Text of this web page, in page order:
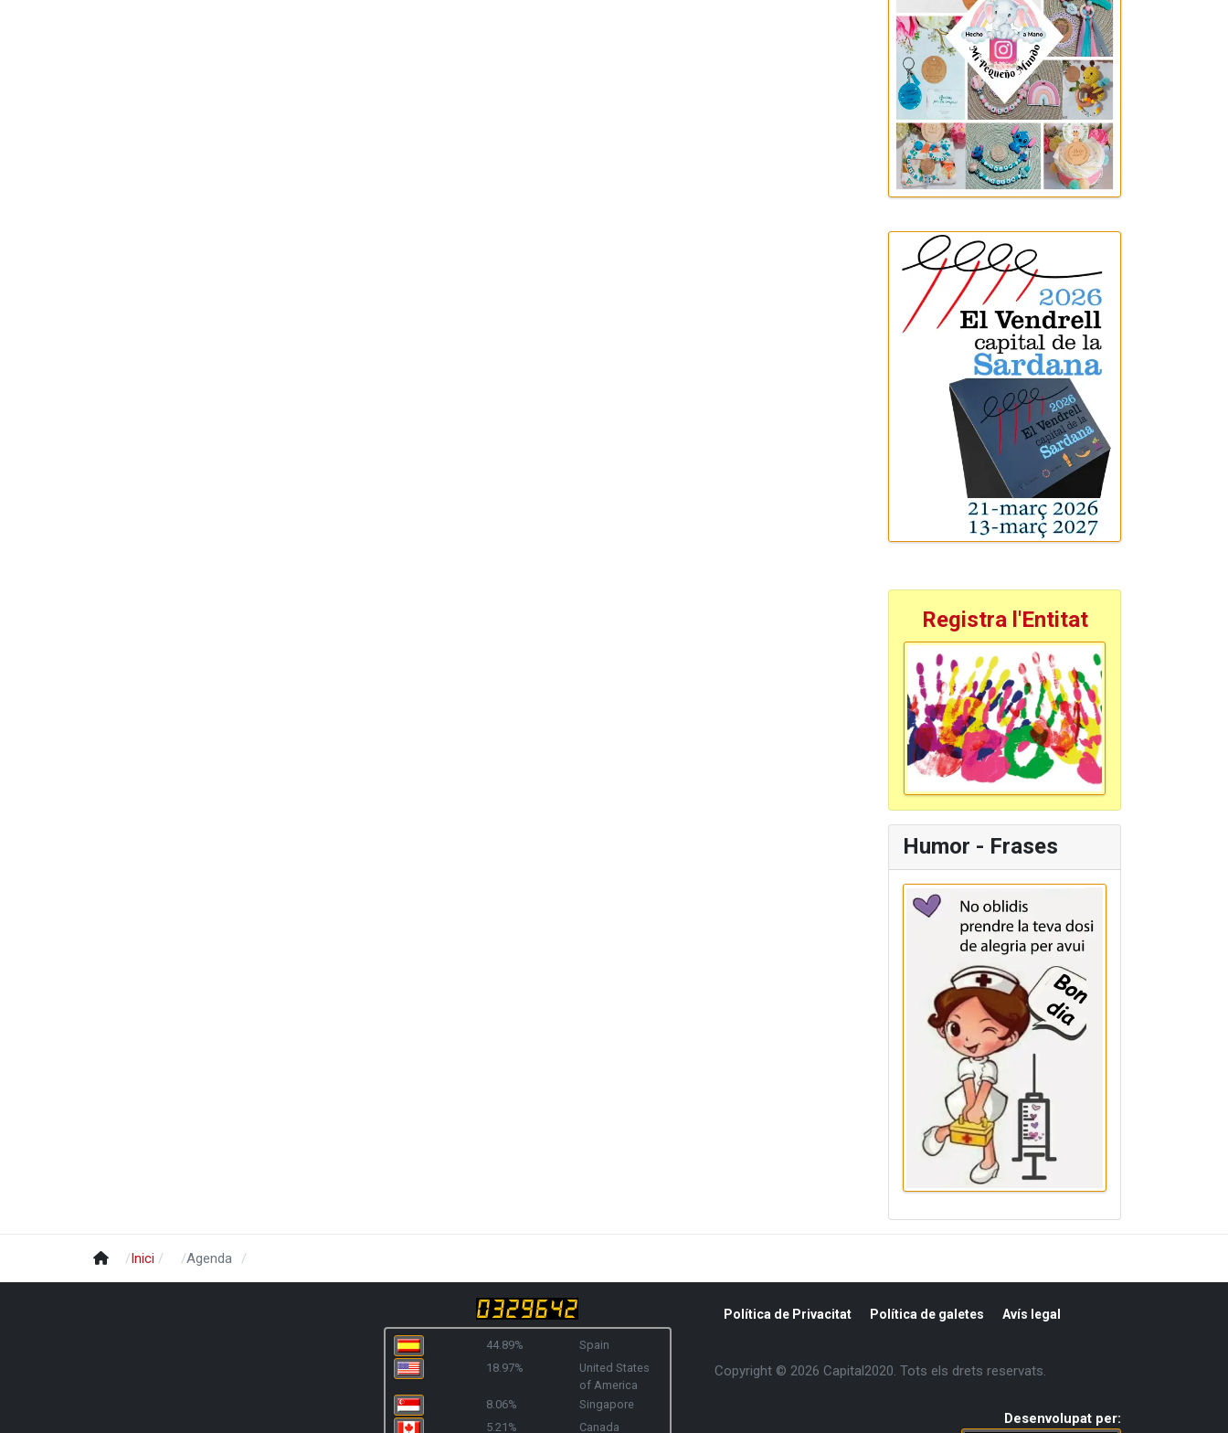
Registra l'Entitat
Humor - Frases
Inici Agenda
44.89%
Spain
18.97%
United States
of America
8.06%
Singapore
5.21%
Canada
Política de Privacitat Política de galetes Avís legal
Copyright © 2026 Capital2020. Tots els drets reservats.
Desenvolupat per: